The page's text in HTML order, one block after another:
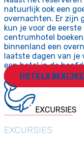
natuurlijk ook een
overnachten. Er zijn
kun je voor de
centrumhotel
binnenland een
laatste dagen van je
een hotel in de
HOTELS
EXCURSIES
EXCURSIES